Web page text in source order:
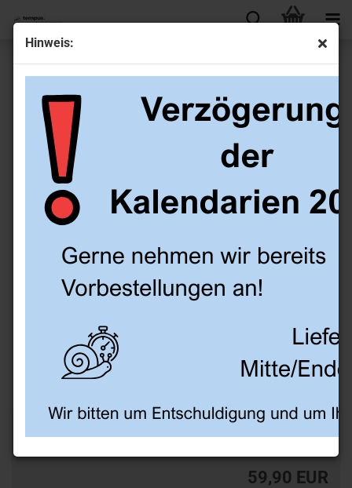
Hinweis:
Schlanke Lederhülle dunkelgrün ohne Ringmechanik
59,90 EUR